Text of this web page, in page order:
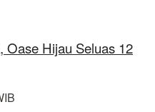
Oase Hijau Seluas 12